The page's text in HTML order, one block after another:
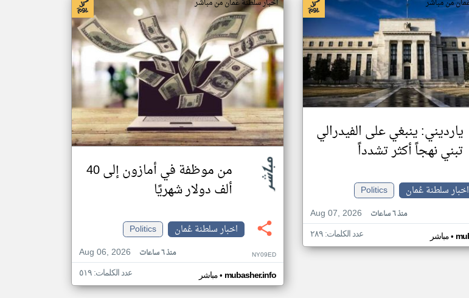
من مباشر
يارديني: ينبغي على الفيدرالي
تبني نهجاً أكثر تشدداً
اخبار سلطنة عُمان
Politics
Aug 07, 2026
منذ ٦ ساعات
مباشر• عدد الكلمات: ٢٨٩
اخبار سلطنة عُمان من مباشر
من موظفة في أمازون إلى 40
ألف دولار شهريًا
اخبار سلطنة عُمان
Politics
Aug 06, 2026
منذ ٦ ساعات NY09ED
مباشر• mubasher.info عدد الكلمات: ٥١٩